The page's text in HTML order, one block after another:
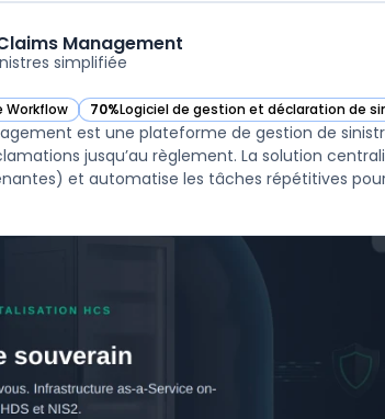
Management
simplifiée
Workflow
Management dans cette catégorie
70%Logiciel de gestion et déclaration de
— voir Riskonnect Claims Management
est une plateforme de gestion de
jusqu’au règlement. La solution
et automatise les tâches répétitives pour